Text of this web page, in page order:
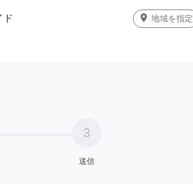
ド place 地域を指定
3
送信